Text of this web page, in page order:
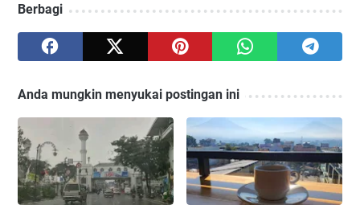
Berbagi
Anda mungkin menyukai postingan ini